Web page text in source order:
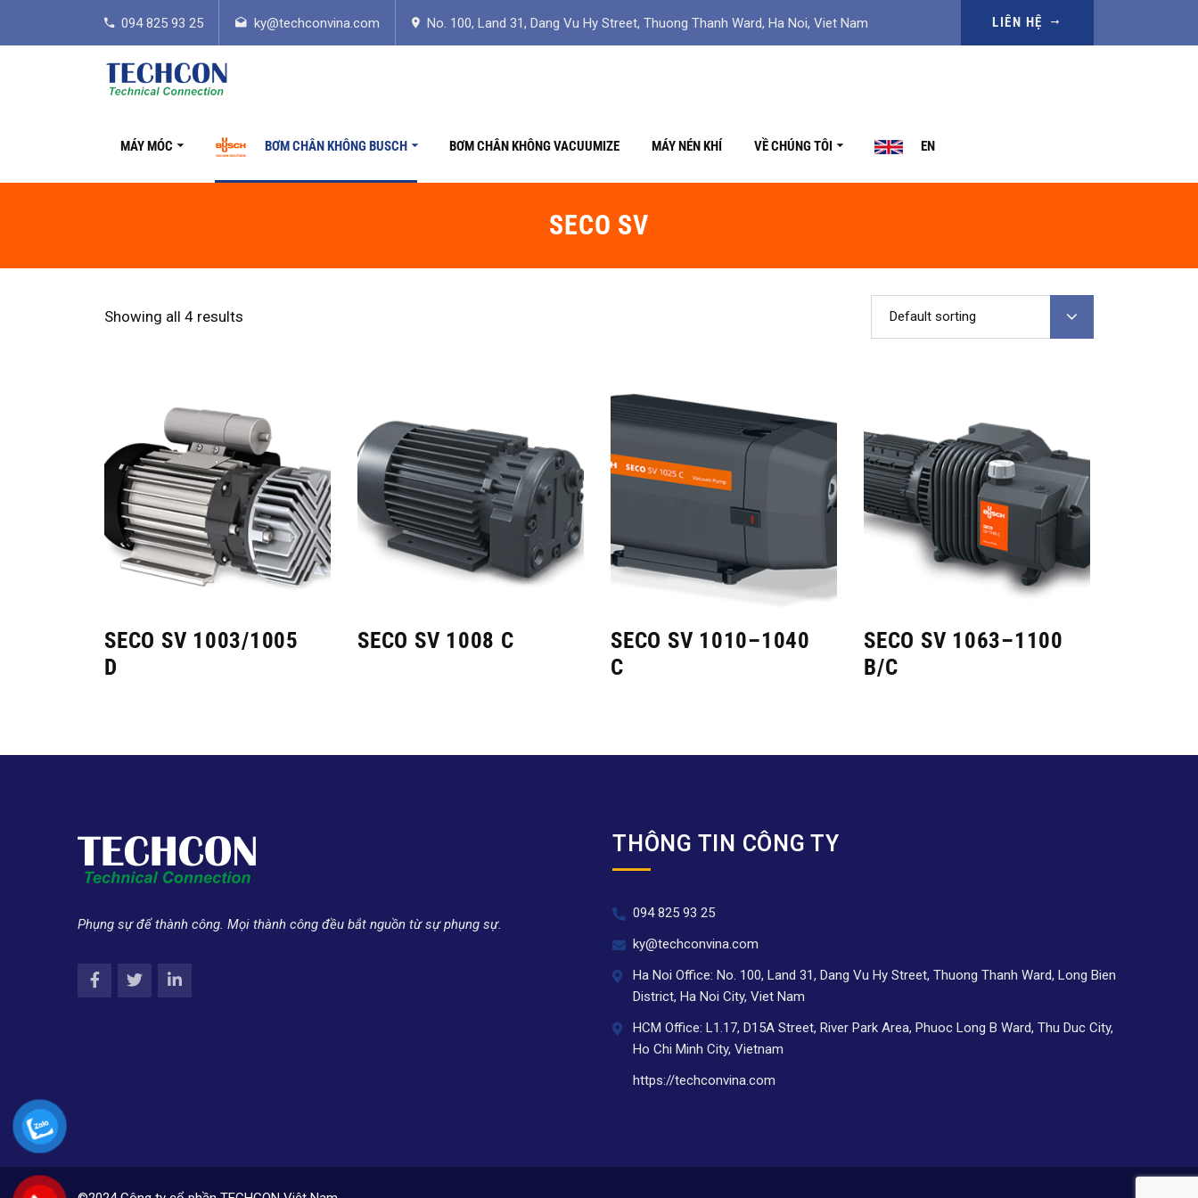
094 825 93 25 ky@techconvina.com No. 100, Land 31, Dang Vu Hy Street, Thuong Thanh Ward, Ha Noi, Viet Nam LIÊN HỆ
MÁY MÓC BƠM CHÂN KHÔNG BUSCH BƠM CHÂN KHÔNG VACUUMIZE MÁY NÉN KHÍ VỀ CHÚNG TÔI EN
SECO SV
Showing all 4 results Default sorting
SECO SV 1003/1005
D
SECO SV 1008 C
SECO SV 1010–1040
C
SECO SV 1063–1100
B/C
Phụng sự để thành công. Mọi thành công đều bắt nguồn từ sự phụng sự.
THÔNG TIN CÔNG TY
094 825 93 25
ky@techconvina.com
Ha Noi Office: No. 100, Land 31, Dang Vu Hy Street, Thuong Thanh Ward, Long Bien
District, Ha Noi City, Viet Nam
HCM Office: L1.17, D15A Street, River Park Area, Phuoc Long B Ward, Thu Duc City,
Ho Chi Minh City, Vietnam
https://techconvina.com